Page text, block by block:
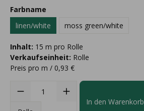
Farbname
linen/white
moss green/white
Inhalt: 15 m pro Rolle
Verkaufseinheit: Rolle
Preis pro m / 0,93 €
In den Warenkorb